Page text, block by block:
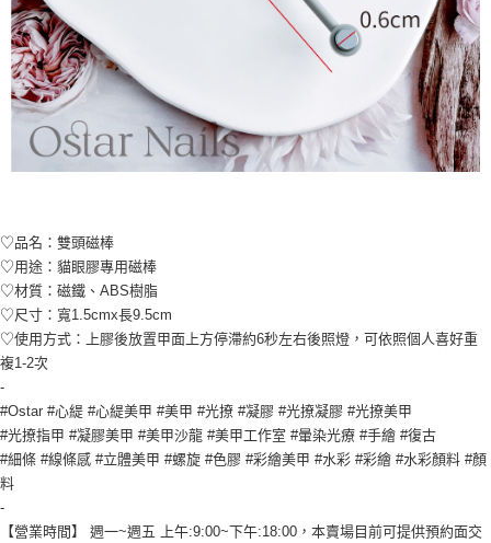
♡品名：雙頭磁棒
♡用途：貓眼膠專用磁棒
♡材質：磁鐵、ABS樹脂
♡尺寸：寬1.5cmx長9.5cm
♡使用方式：上膠後放置甲面上方停滯約6秒左右後照燈，可依照個人喜好重
複1-2次
-
#Ostar #心緹 #心緹美甲 #美甲 #光撩 #凝膠 #光撩凝膠 #光撩美甲
#光撩指甲 #凝膠美甲 #美甲沙龍 #美甲工作室 #暈染光療 #手繪 #復古
#細條 #線條感 #立體美甲 #螺旋 #色膠 #彩繪美甲 #水彩 #彩繪 #水彩顏料 #顏
料
-
【營業時間】 週一~週五 上午:9:00~下午:18:00，本賣場目前可提供預約面交